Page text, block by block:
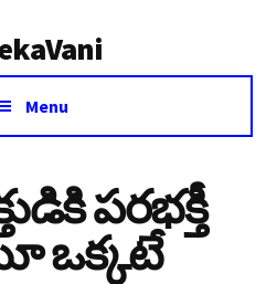
Menu
పరభక్తీ
ఒక్కటే